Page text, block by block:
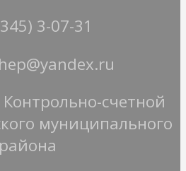
3-07-31
счетной
муниципального
района